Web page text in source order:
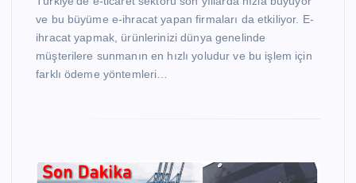
ve bu büyüme e-ihracat yapan firmaları da etkiliyor. E-
ihracat yapmak, ürünlerinizi dünya genelinde
müşterilere sunmanın en hızlı yoludur ve bu işlem için
farklı ödeme yöntemleri…